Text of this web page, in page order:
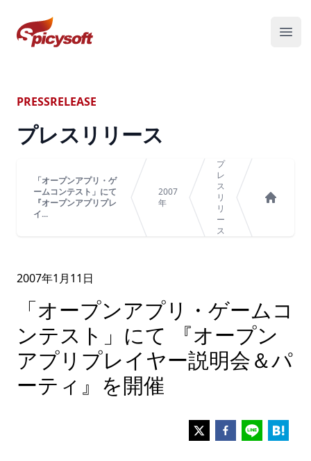
スパイシーソフト株式会社
メニ
PRESSRELEASE
プレスリリース
「オープンアプリ・ゲ
ームコンテスト」にて
『オープンアプリプレ
イ...
2007
年
プ
レ
ス
リ
リ
ー
ス
2007年1 月11 日
「オープンアプリ・ゲームコ
ンテスト」にて 『オープン
アプリプレイヤー説明会＆パ
ーティ』を開催